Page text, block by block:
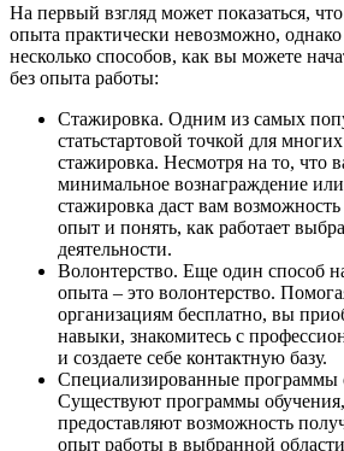
На первый взгляд может показаться,
опыта практически невозможно, однако
несколько способов, как вы можете
без опыта работы:
Стажировка. Одним из самых
статьстартовой точкой для
стажировка. Несмотря на то, что
минимальное вознаграждение или
стажировка даст вам
опыт и понять, как работает
деятельности.
Волонтерство. Еще один способ
опыта – это волонтерство.
организациям бесплатно, вы
навыки, знакомитесь с
и создаете себе контактную базу.
Специализированные программы
Существуют программы
предоставляют возможность
опыт работы в выбранной